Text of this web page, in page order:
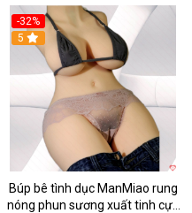
-32%
5
Búp bê tình dục ManMiao rung
nóng phun sương xuất tinh cực